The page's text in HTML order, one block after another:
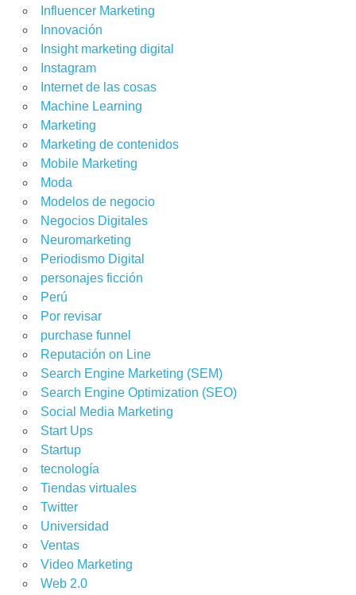
Influencer Marketing
Innovación
Insight marketing digital
Instagram
Internet de las cosas
Machine Learning
Marketing
Marketing de contenidos
Mobile Marketing
Moda
Modelos de negocio
Negocios Digitales
Neuromarketing
Periodismo Digital
personajes ficción
Perú
Por revisar
purchase funnel
Reputación on Line
Search Engine Marketing (SEM)
Search Engine Optimization (SEO)
Social Media Marketing
Start Ups
Startup
tecnología
Tiendas virtuales
Twitter
Universidad
Ventas
Video Marketing
Web 2.0